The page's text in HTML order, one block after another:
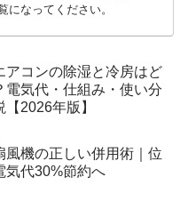
になってください。
アコンの除湿と冷房はど
電気代・仕組み・使い分
2026年版】
風機の正しい併用術｜位
気代30%節約へ